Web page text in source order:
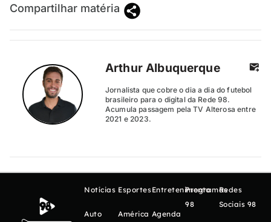
Compartilhar matéria
Arthur Albuquerque
Jornalista que cobre o dia a dia do futebol
brasileiro para o digital da Rede 98.
Acumula passagem pela TV Alterosa entre
2021 e 2023.
Notícias
Auto
Esportes
América
Entretenimento
Agenda
Programas
98
Redes
Sociais 98